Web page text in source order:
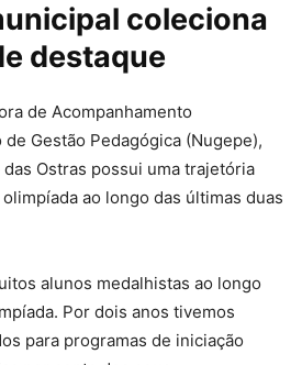
coleciona
destaque
de Acompanhamento
Gestão Pedagógica (Nugepe),
Ostras possui uma trajetória
ao longo das últimas duas
alunos medalhistas ao longo
Por dois anos tivemos
para programas de iniciação